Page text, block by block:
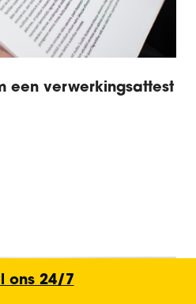
een verwerkingsattest
ons 24/7